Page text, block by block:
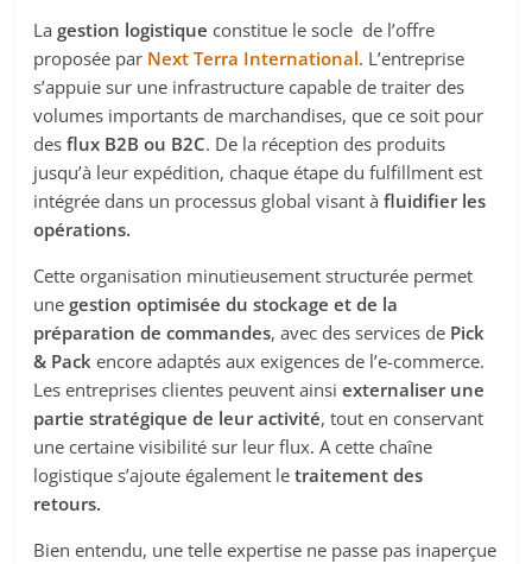
Lagestion logistique constitue le socle de l’offre
proposée par Next Terra International. L’entreprise
s’appuie sur une infrastructure capable de traiter des
volumes importants de marchandises, que ce soit pour
desflux B2B ou B2C. De la réception des produits
jusqu’à leur expédition, chaque étape du fulfillment est
intégrée dans un processus global visant àfluidifier les
opérations.
Cette organisation minutieusement structurée permet
unegestion optimisée du stockage et de la
préparation de commandes, avec des services de Pick
& Packencore adaptés aux exigences de l’e-commerce.
Les entreprises clientes peuvent ainsiexternaliser une
partie stratégique de leur activité, tout en conservant
une certaine visibilité sur leur flux. A cette chaîne
logistique s’ajoute également le traitement des
retours.
Bien entendu, une telle expertise ne passe pas inaperçue